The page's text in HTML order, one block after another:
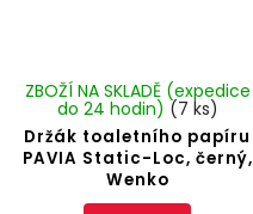
Držák toaletního papíru
PAVIA Static-Loc, černý,
Wenko
ZBOŽÍ NA SKLADĚ (expedice
do 24 hodin) (7 ks)